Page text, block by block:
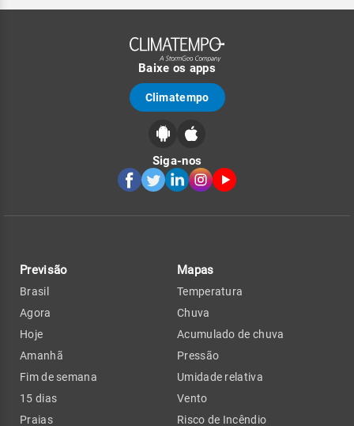
Baixe os apps
Climatempo
Siga-nos
Previsão
Brasil
Agora
Hoje
Amanhã
Fim de semana
15 dias
Praias
Mapas
Temperatura
Chuva
Acumulado de chuva
Pressão
Umidade relativa
Vento
Risco de Incêndio